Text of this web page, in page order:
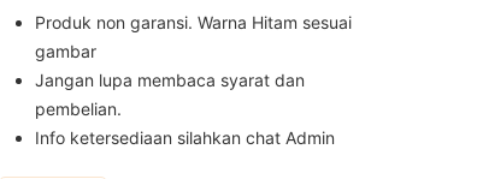
Produk non garansi. Warna Hitam sesuai
gambar
Jangan lupa membaca syarat dan
pembelian.
Info ketersediaan silahkan chat Admin